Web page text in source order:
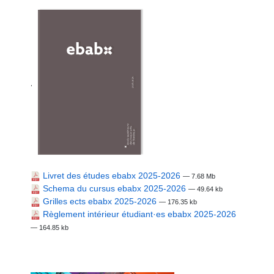
.
Livret des études ebabx 2025-2026 — 7.68 Mb
Schema du cursus ebabx 2025-2026 — 49.64 kb
Grilles ects ebabx 2025-2026 — 176.35 kb
Règlement intérieur étudiant·es ebabx 2025-2026
— 164.85 kb